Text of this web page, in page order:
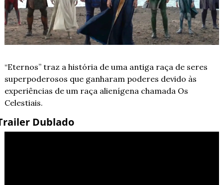
“Eternos” traz a história de uma antiga raça de seres
superpoderosos que ganharam poderes devido às
experiências de um raça alienígena chamada Os
Celestiais.
Dublado